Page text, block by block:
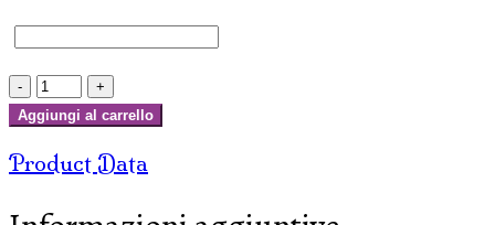
CASSETTIERA
PORTAGIOIE
2
Aggiungi al carrello
Product Data